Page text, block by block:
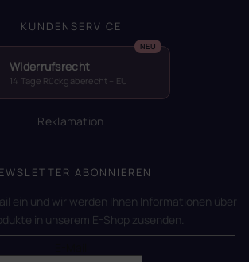
KUNDENSERVICE
Widerrufsrecht
14 Tage Rückgaberecht – EU
Reklamation
ABONNIEREN
ein und wir werden Ihnen Informationen über
in unserem E-Shop zusenden.